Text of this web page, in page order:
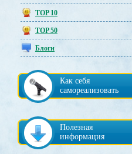
TOP 10
TOP 50
Блоги
Как себя
самореализовать
Полезная
информация